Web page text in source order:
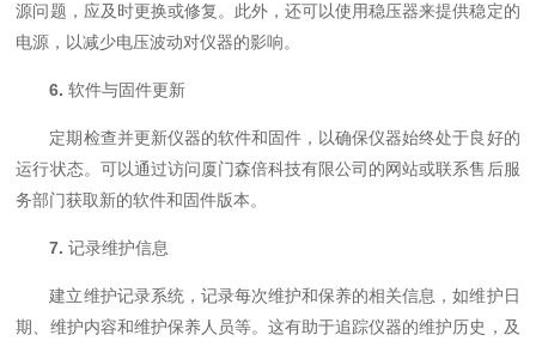
源问题，应及时更换或修复。此外，还可以使用稳压器来提供稳定的
电源，以减少电压波动对仪器的影响。
6. 软件与固件更新
定期检查并更新仪器的软件和固件，以确保仪器始终处于良好的
运行状态。可以通过访问厦门森倍科技有限公司的网站或联系售后服
务部门获取新的软件和固件版本。
7. 记录维护信息
建立维护记录系统，记录每次维护和保养的相关信息，如维护日
期、维护内容和维护保养人员等。这有助于追踪仪器的维护历史，及